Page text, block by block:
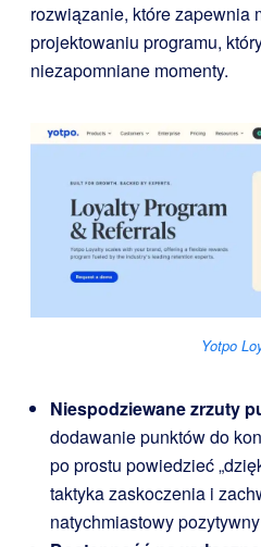
rozwiązanie, które zapewnia
projektowaniu programu,
niezapomniane momenty.
Yotpo
Niespodziewane zrzuty
dodawanie punktów do
po prostu powiedzieć
taktyka zaskoczenia i
natychmiastowy